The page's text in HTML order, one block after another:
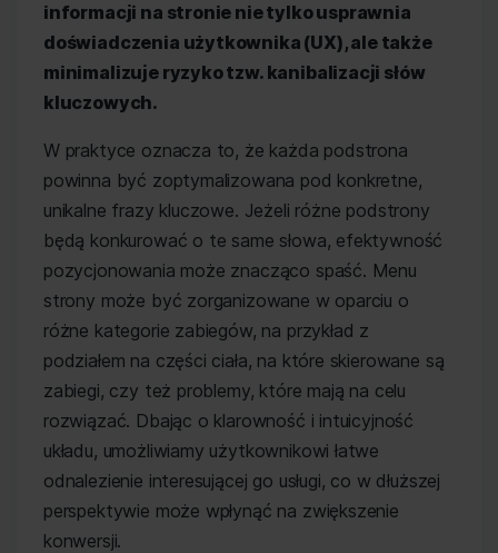
informacji na stronie nie tylko usprawnia
doświadczenia użytkownika (UX), ale także
minimalizuje ryzyko tzw. kanibalizacji słów
kluczowych.
W praktyce oznacza to, że każda podstrona
powinna być zoptymalizowana pod konkretne,
unikalne frazy kluczowe. Jeżeli różne podstrony
będą konkurować o te same słowa, efektywność
pozycjonowania może znacząco spaść. Menu
strony może być zorganizowane w oparciu o
różne kategorie zabiegów, na przykład z
podziałem na części ciała, na które skierowane są
zabiegi, czy też problemy, które mają na celu
rozwiązać. Dbając o klarowność i intuicyjność
układu, umożliwiamy użytkownikowi łatwe
odnalezienie interesującej go usługi, co w dłuższej
perspektywie może wpłynąć na zwiększenie
konwersji.